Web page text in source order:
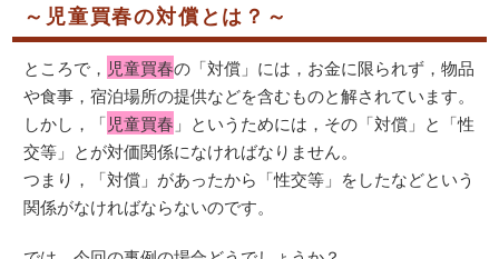
～児童買春の対償とは？～
ところで， 児童買春の「対償」には，お金に限られず，物品
や食事，宿泊場所の提供などを含むものと解されています。
しかし，「児童買春 」というためには，その「対償」と「性
交等」とが対価関係になければなりません。
つまり，「対償」があったから「性交等」をしたなどという
関係がなければならないのです。